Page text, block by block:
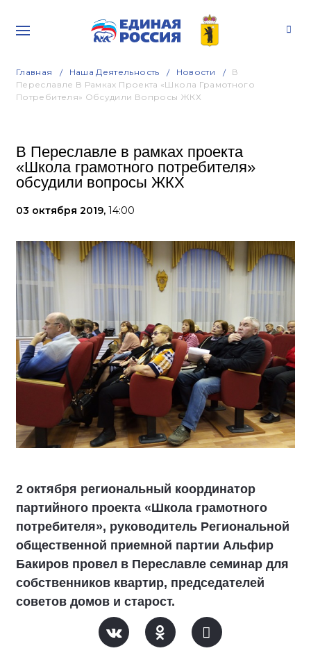
Главная Наша Деятельность Новости
В
Переславле В Рамках Проекта «Школа Грамотного
Потребителя» Обсудили Вопросы ЖКХ
В Переславле в рамках проекта
«Школа грамотного потребителя»
обсудили вопросы ЖКХ
03 октября 2019, 14:00
2 октября региональный координатор
партийного проекта «Школа грамотного
потребителя», руководитель Региональной
общественной приемной партии Альфир
Бакиров провел в Переславле семинар для
собственников квартир, председателей
советов домов и старост.